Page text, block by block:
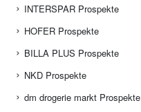
INTERSPAR Prospekte
HOFER Prospekte
BILLA PLUS Prospekte
NKD Prospekte
dm drogerie markt Prospekte